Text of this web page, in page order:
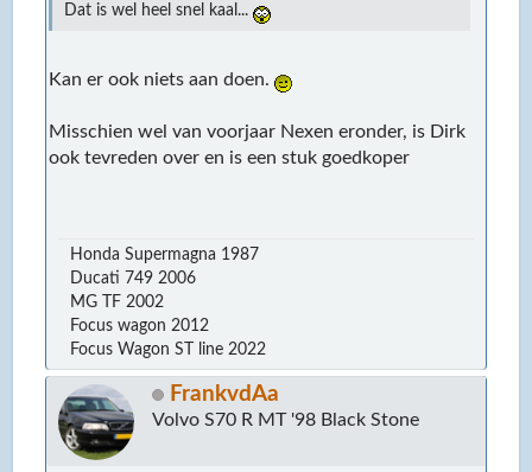
Dat is wel heel snel kaal...
Kan er ook niets aan doen.
Misschien wel van voorjaar Nexen eronder, is Dirk
ook tevreden over en is een stuk goedkoper
Honda Supermagna 1987
Ducati 749 2006
MG TF 2002
Focus wagon 2012
Focus Wagon ST line 2022
FrankvdAa
Volvo S70 R MT '98 Black Stone